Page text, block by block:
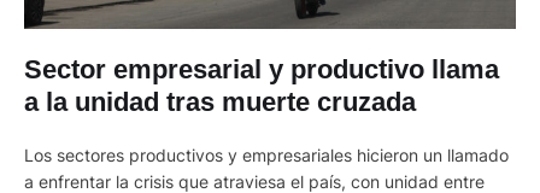
Sector empresarial y productivo llama
a la unidad tras muerte cruzada
Los sectores productivos y empresariales hicieron un llamado
a enfrentar la crisis que atraviesa el país, con unidad entre